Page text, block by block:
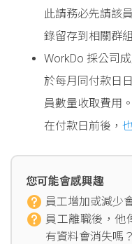
此請務必先請該
錄留存到相關群
WorkDo 採公司
於每月同付款日
員數量收取費用
在付款日前後，
您可能會感興趣
員工增加或減少
員工離職後，他
有資料會消失嗎？